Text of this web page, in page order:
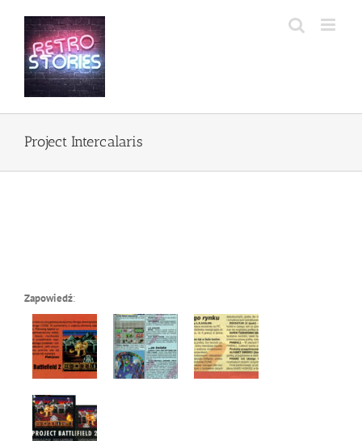
zawartości
Project Intercalaris
Zapowiedź: